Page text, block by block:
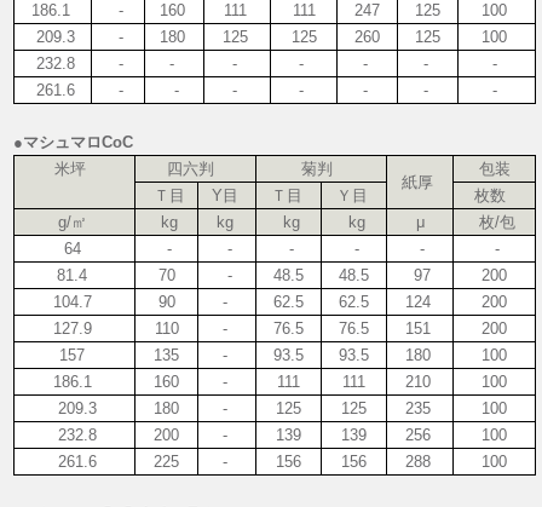
186.1
- 160 111 111 247 125
100
209.3
- 180 125 125 260 125
100
232.8
- - - - - -
-
261.6
- - - - - - -
●マシュマロCoC
米坪
四六判 菊判
紙厚
包装
Ｔ目
Y目 Ｔ目 Ｙ目
枚数
g/㎡
kg kg kg kg μ
枚/包
64
- - - - -
-
81.4
70 - 48.5 48.5 97
200
104.7
90 - 62.5 62.5 124
200
127.9
110 - 76.5 76.5 151
200
157
135 - 93.5 93.5 180
100
186.1
160 - 111 111 210
100
209.3
180 - 125 125 235
100
232.8
200 - 139 139 256
100
261.6
225 - 156 156 288 100